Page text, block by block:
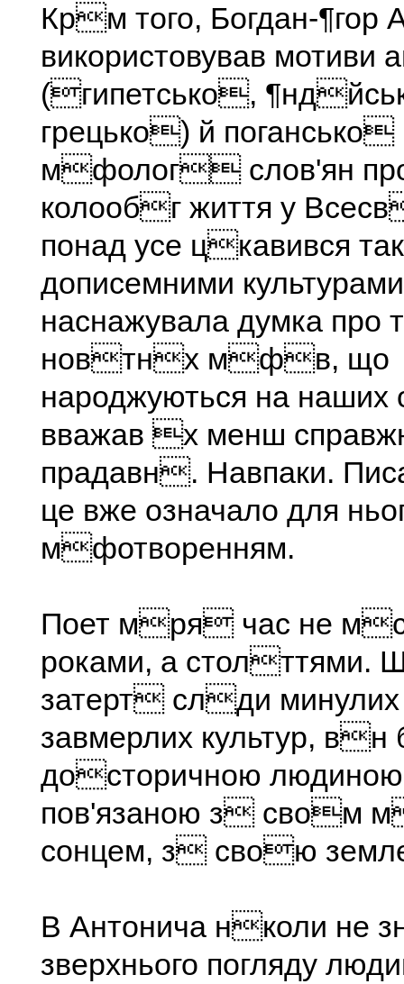
Крм того, Богдан-¶гор
використовував мотиви
(гипетсько,
грецько) й погансько
мфолог слов'ян
колообг життя у
понад усе цкавився
дописемними
наснажувала думка про
новтнх мфв, що
народжуються на
вважав х менш
прадавн. Навпаки.
це вже означало для
мфотворенням.
Поет мря час не
роками, а столттями.
затерт слди
завмерлих культур, вн
досторичною
пов'язаною з свом
сонцем, з свою
В Антонича нколи не
зверхнього погляду